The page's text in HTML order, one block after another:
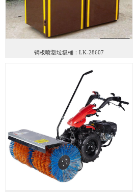
钢板喷塑垃圾桶：LK-28607